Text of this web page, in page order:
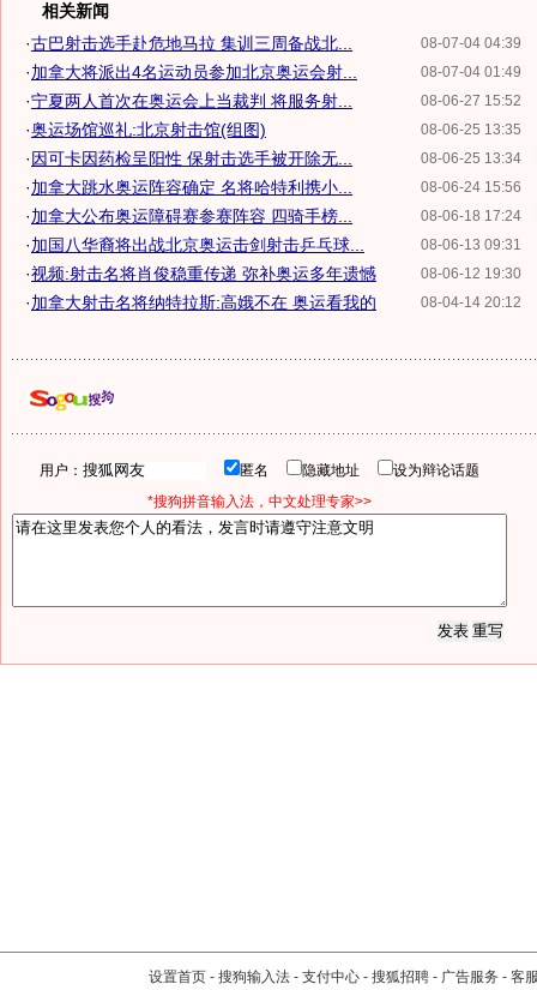
相关新闻
08-07-04 04:39
·古巴射击选手赴危地马拉 集训三周备战北...
08-07-04 01:49
·加拿大将派出4名运动员参加北京奥运会射...
08-06-27 15:52
·宁夏两人首次在奥运会上当裁判 将服务射...
08-06-25 13:35
·奥运场馆巡礼:北京射击馆(组图)
08-06-25 13:34
·因可卡因药检呈阳性 保射击选手被开除无...
08-06-24 15:56
·加拿大跳水奥运阵容确定 名将哈特利携小...
08-06-18 17:24
·加拿大公布奥运障碍赛参赛阵容 四骑手榜...
08-06-13 09:31
·加国八华裔将出战北京奥运击剑射击乒乓球...
08-06-12 19:30
·视频:射击名将肖俊稳重传递 弥补奥运多年遗憾
08-04-14 20:12
·加拿大射击名将纳特拉斯:高娥不在 奥运看我的
用户： 匿名 隐藏地址
设为辩论话题
*搜狗拼音输入法，中文处理专家>>
设置首页 - 搜狗输入法 - 支付中心 - 搜狐招聘 - 广告服务 - 客